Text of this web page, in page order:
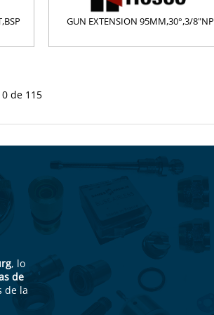
GUN EXTENSION 95MM,30°,3/8"NP
de 115
, lo
de
de la